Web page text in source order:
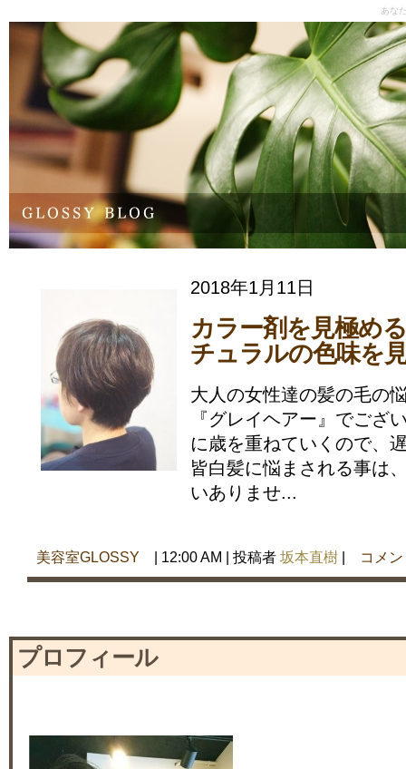
あな
2018年1月11日
カラー剤を見極め
チュラルの色味を
大人の女性達の髪の毛の
『グレイヘアー』でござ
に歳を重ねていくので、
皆白髪に悩まされる事は
いありませ...
美容室GLOSSY | 12:00 AM | 投稿者 坂本直樹 | コメ
プロフィール